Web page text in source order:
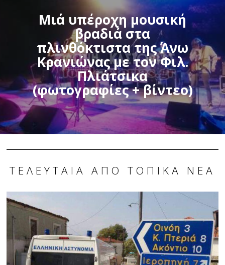
Μιά υπέροχη μουσική
βραδιά στα
πλινθόκτιστα της Άνω
Κρανιώνας με τον Φιλ.
Πλιάτσικα
(φωτογραφίες + βίντεο)
ΤΕΛΕΥΤΑΊΑ ΑΠΌ ΤΟΠΙΚΆ ΝΈΑ